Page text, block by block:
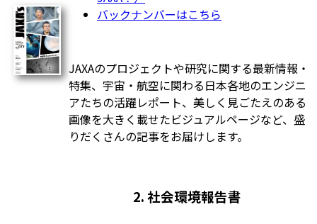
バックナンバーはこちら
JAXAのプロジェクトや研究に関する最新情報・
特集、宇宙・航空に関わる日本各地のエンジニ
アたちの活躍レポート、美しく見ごたえのある
画像を大きく載せたビジュアルページなど、盛
りだくさんの記事をお届けします。
2. 社会環境報告書